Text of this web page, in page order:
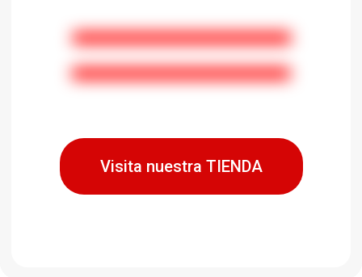
Visita nuestra TIENDA